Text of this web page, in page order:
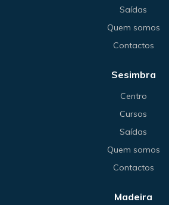
Saídas
Quem somos
Contactos
Sesimbra
Centro
Cursos
Saídas
Quem somos
Contactos
Madeira